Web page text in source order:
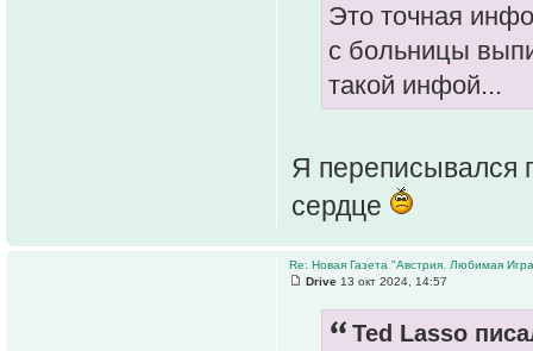
Это точная
с больницы
такой инфой...
Я переписывался
сердце
Re: Новая Газета "Австрия. Любимая
Drive 13 окт 2024, 14:57
Ted Lasso